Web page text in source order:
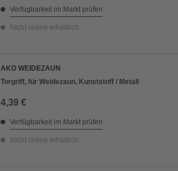
Verfügbarkeit im Markt prüfen
Nicht online erhältlich
AKO WEIDEZAUN
Torgriff, für Weidezaun, Kunststoff / Metall
4,39 €
Verfügbarkeit im Markt prüfen
Nicht online erhältlich